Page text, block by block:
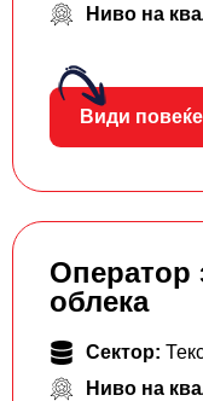
Ниво на
Види повеќе
Оператор
облека
Сектор:
Ниво на